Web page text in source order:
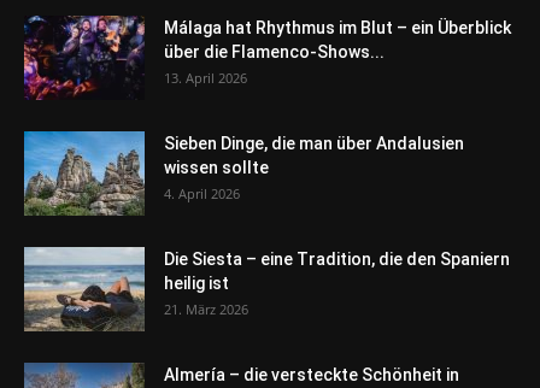
Málaga hat Rhythmus im Blut – ein Überblick
über die Flamenco-Shows...
13. April 2026
Sieben Dinge, die man über Andalusien
wissen sollte
4. April 2026
Die Siesta – eine Tradition, die den Spaniern
heilig ist
21. März 2026
Almería – die versteckte Schönheit in